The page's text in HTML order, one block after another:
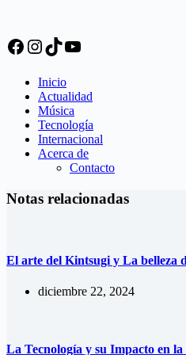
Facebook
Instagram
TikTok
YouTube
Inicio
Actualidad
Música
Tecnología
Internacional
Acerca de
Contacto
Notas relacionadas
El arte del Kintsugi y La belleza
diciembre 22, 2024
La Tecnología y su Impacto en